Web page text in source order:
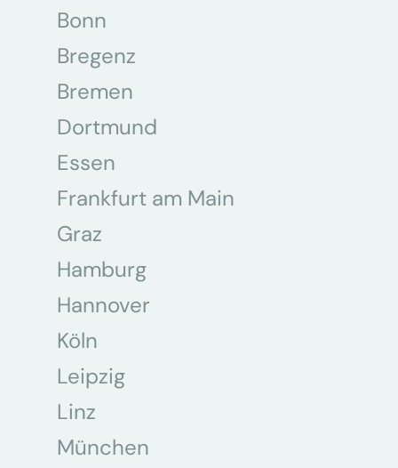
Bonn
Bregenz
Bremen
Dortmund
Essen
Frankfurt am Main
Graz
Hamburg
Hannover
Köln
Leipzig
Linz
München